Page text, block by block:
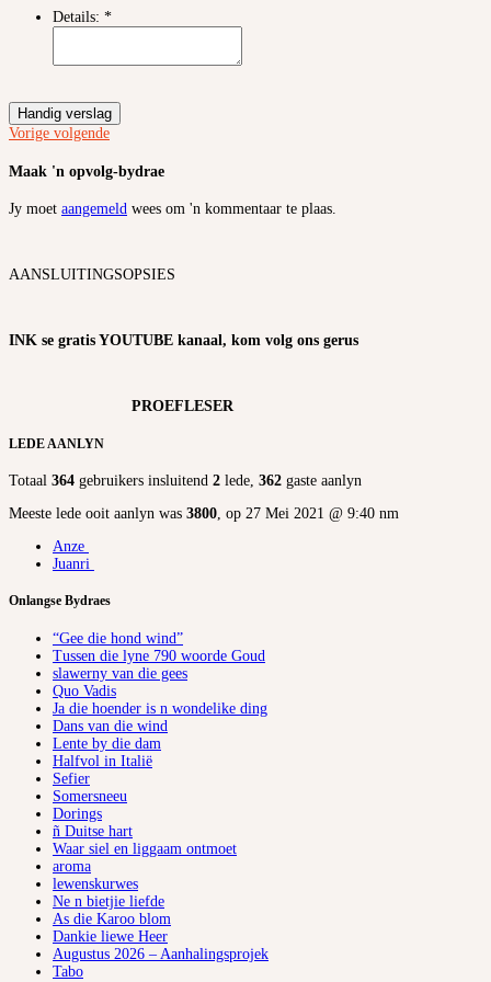
Details: *
Handig verslag
Vorige volgende
Maak 'n opvolg-bydrae
Jy moet aangemeld wees om 'n kommentaar te plaas.
AANSLUITINGSOPSIES
INK se gratis YOUTUBE kanaal, kom volg ons gerus
PROEFLESER
LEDE AANLYN
Totaal 364 gebruikers insluitend 2 lede, 362 gaste aanlyn
Meeste lede ooit aanlyn was 3800, op 27 Mei 2021 @ 9:40 nm
Anze
Juanri
Onlangse Bydraes
“Gee die hond wind”
Tussen die lyne 790 woorde Goud
slawerny van die gees
Quo Vadis
Ja die hoender is n wondelike ding
Dans van die wind
Lente by die dam
Halfvol in Italië
Sefier
Somersneeu
Dorings
ñ Duitse hart
Waar siel en liggaam ontmoet
aroma
lewenskurwes
Ne n bietjie liefde
As die Karoo blom
Dankie liewe Heer
Augustus 2026 – Aanhalingsprojek
Tabo